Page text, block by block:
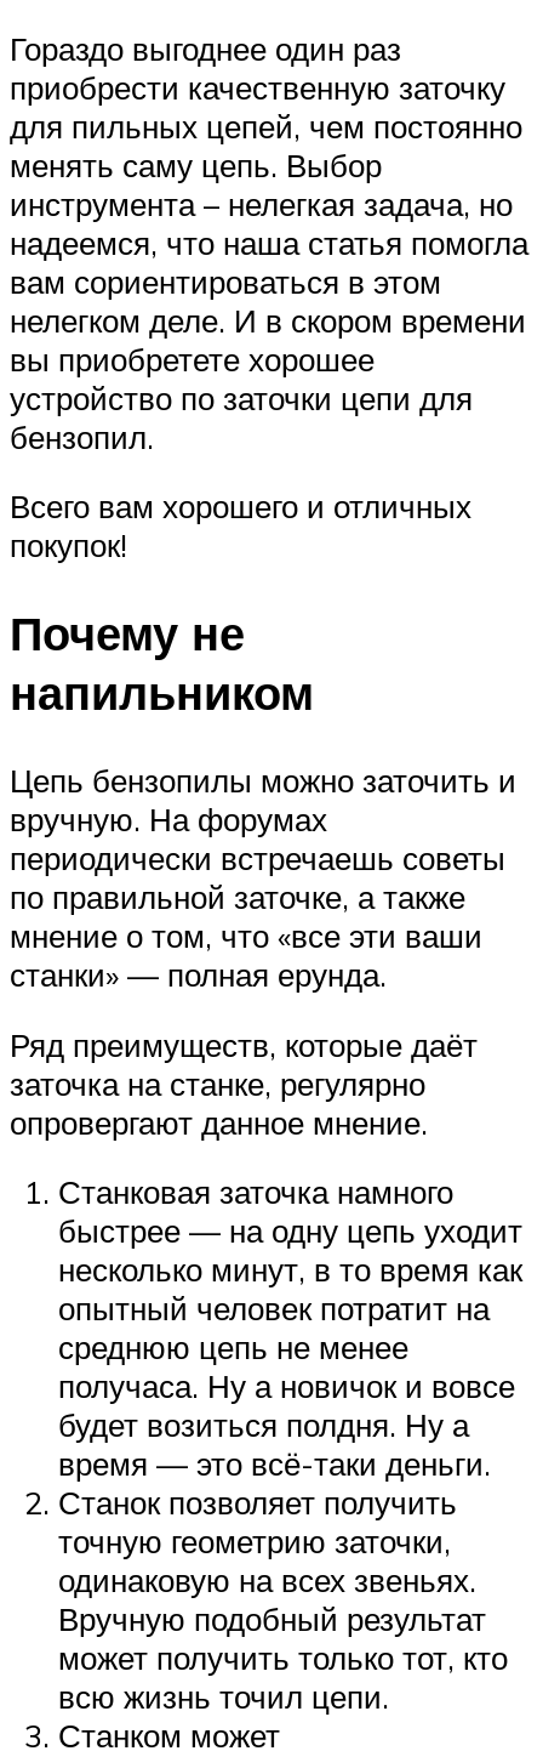
Гораздо выгоднее один раз
приобрести качественную заточку
для пильных цепей, чем постоянно
менять саму цепь. Выбор
инструмента – нелегкая задача, но
надеемся, что наша статья помогла
вам сориентироваться в этом
нелегком деле. И в скором времени
вы приобретете хорошее
устройство по заточки цепи для
бензопил.
Всего вам хорошего и отличных
покупок!
Почему не
напильником
Цепь бензопилы можно заточить и
вручную. На форумах
периодически встречаешь советы
по правильной заточке, а также
мнение о том, что «все эти ваши
станки» — полная ерунда.
Ряд преимуществ, которые даёт
заточка на станке, регулярно
опровергают данное мнение.
Станковая заточка намного
быстрее — на одну цепь уходит
несколько минут, в то время как
опытный человек потратит на
среднюю цепь не менее
получаса. Ну а новичок и вовсе
будет возиться полдня. Ну а
время — это всё-таки деньги.
Станок позволяет получить
точную геометрию заточки,
одинаковую на всех звеньях.
Вручную подобный результат
может получить только тот, кто
всю жизнь точил цепи.
Станком может